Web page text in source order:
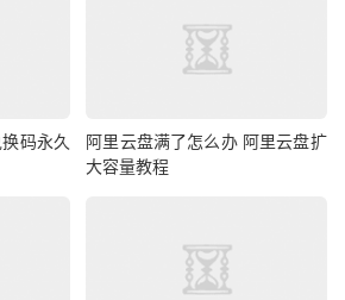
码永久
阿里云盘满了怎么办 阿里云盘扩
大容量教程